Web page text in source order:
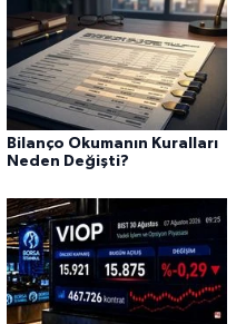
Bilanço Okumanın Kuralları
Neden Değişti?